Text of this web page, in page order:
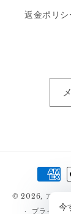
返金ポリシ
決
済
方
© 2026, アメカ
プライバシ